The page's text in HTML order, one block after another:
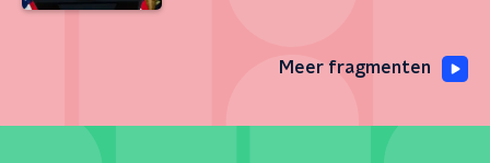
Meer fragmenten